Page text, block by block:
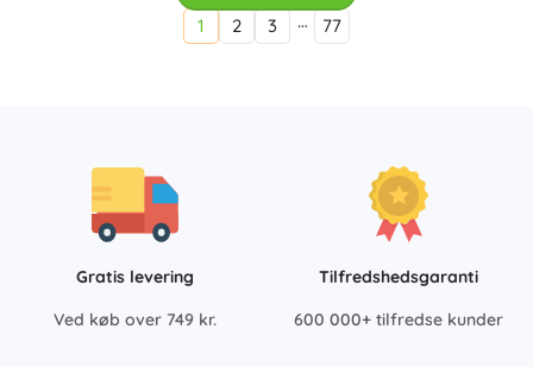
1
2 3 … 77
Gratis levering
Ved køb over 749 kr.
Tilfredshedsgaranti
600 000+ tilfredse kunder